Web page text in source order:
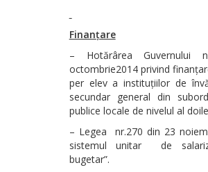
Finanțare
– Hotărârea
octombrie2014 privind
per elev a instituțiilor de
secundar general din
publice locale de nivelul al
– Legea nr.270 din 23
sistemul unitar de
bugetar”.